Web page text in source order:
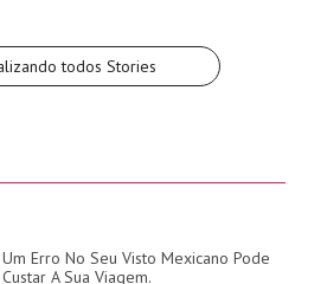
todos Stories
Um Erro No Seu Visto Mexicano Pode
Custar A Sua Viagem.